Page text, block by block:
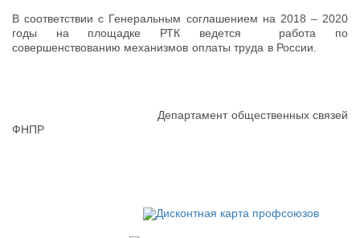
В соответствии с Генеральным соглашением на 2018 – 2020
годы на площадке РТК ведется работа по
совершенствованию механизмов оплаты труда в России.
Департамент общественных связей
ФНПР